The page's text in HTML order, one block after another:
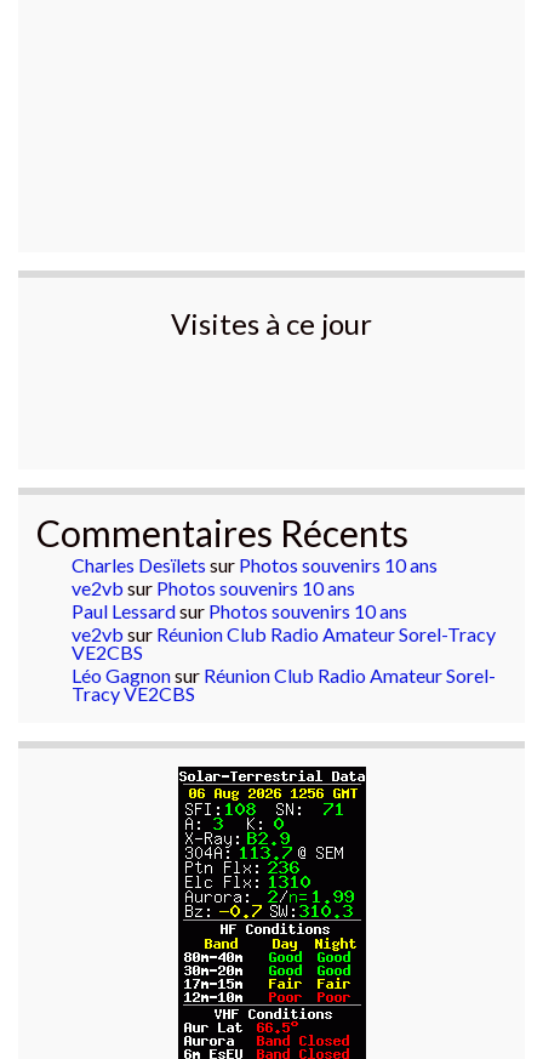
Visites à ce jour
Commentaires Récents
Charles Desïlets sur Photos souvenirs 10 ans
ve2vb sur Photos souvenirs 10 ans
Paul Lessardsur Photos souvenirs 10 ans
ve2vb sur Réunion Club Radio Amateur Sorel-Tracy
VE2CBS
Léo Gagnonsur Réunion Club Radio Amateur Sorel-
Tracy VE2CBS